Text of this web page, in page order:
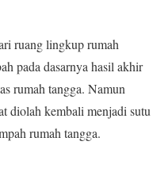
ruang lingkup rumah
pada dasarnya hasil akhir
rumah tangga. Namun
diolah kembali menjadi sutu
rumah tangga.